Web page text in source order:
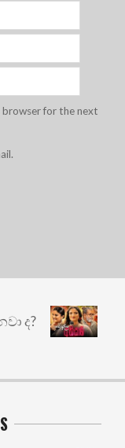
browser for the next